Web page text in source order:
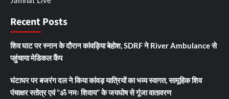
Recent Posts
शिव घाट पर स्नान के दौरान कांवड़िया बेहोश, SDRF ने River Ambulance से
पहुंचाया मेडिकल कैंप
घंटाघर पर बजरंग दल ने किया कांवड़ यात्रियों का भव्य स्वागत, सामूहिक शिव
पंचाक्षर स्तोत्र एवं “ॐ नमः शिवाय” के जयघोष से गूंजा वातावरण